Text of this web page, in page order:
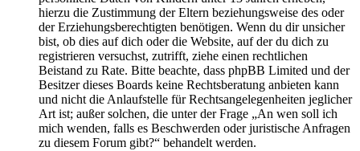
hierzu die Zustimmung der Eltern beziehungsweise des oder
der Erziehungsberechtigten benötigen. Wenn du dir unsicher
bist, ob dies auf dich oder die Website, auf der du dich zu
registrieren versuchst, zutrifft, ziehe einen rechtlichen
Beistand zu Rate. Bitte beachte, dass phpBB Limited und der
Besitzer dieses Boards keine Rechtsberatung anbieten kann
und nicht die Anlaufstelle für Rechtsangelegenheiten jeglicher
Art ist; außer solchen, die unter der Frage „An wen soll ich
mich wenden, falls es Beschwerden oder juristische Anfragen
zu diesem Forum gibt?“ behandelt werden.